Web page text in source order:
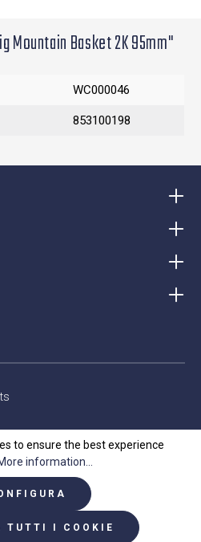
Mountain Basket 2K 95mm"
WC000046
853100198
to ensure the best experience
information...
TUTTI I COOKIE